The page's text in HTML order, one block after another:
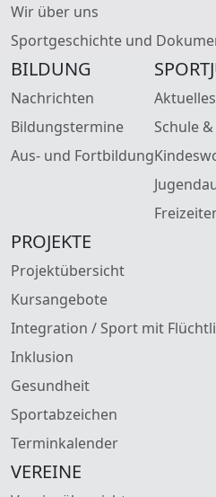
Wir über uns
Sportgeschichte und
BILDUNG
Nachrichten
Bildungstermine
Aus- und Fortbildung
Aktuelles
Schule
PROJEKTE
Projektübersicht
Kursangebote
Integration / Sport mit
Inklusion
Gesundheit
Sportabzeichen
Terminkalender
VEREINE